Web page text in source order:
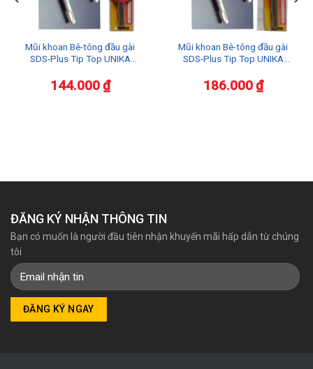
Mũi khoan Bê-tông đầu gài
SDS-Plus Tip Top UNIKA
144.000₫
Mũi khoan Bê-tông đầu gài
SDS-Plus Tip Top UNIKA
186.000₫
ĐĂNG KÝ NHẬN THÔNG TIN
Bạn có muốn là người đầu tiên nhận khuyến mãi hấp dẫn từ chúng
tôi